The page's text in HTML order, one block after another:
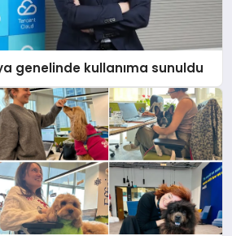
genelinde kullanıma sunuldu